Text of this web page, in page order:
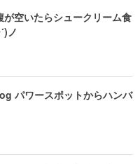
空いたらシュークリーム食
ノ
パワースポットからハンバ